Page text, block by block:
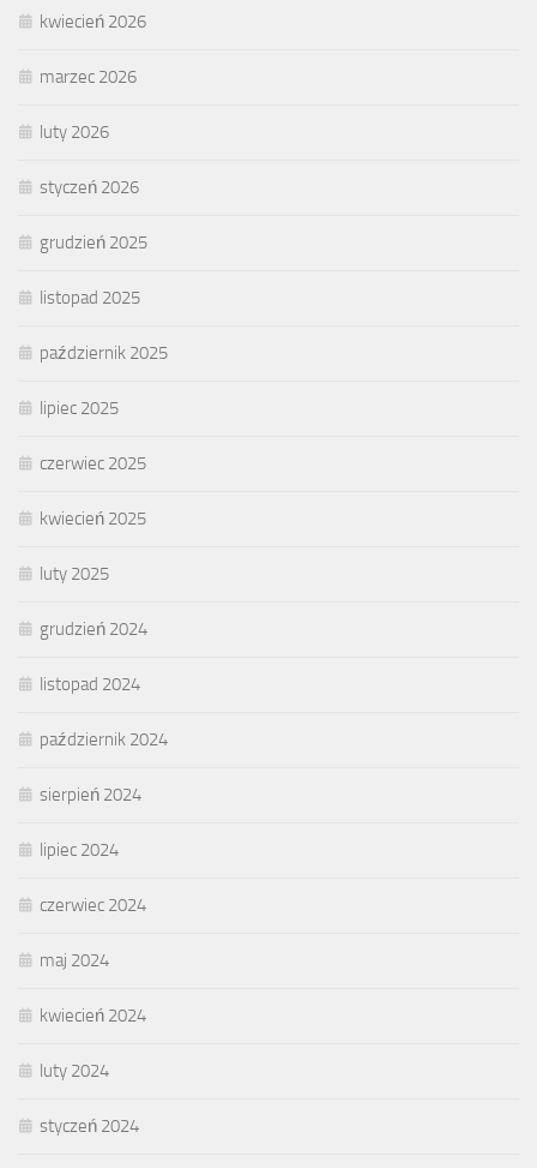
kwiecień 2026
marzec 2026
luty 2026
styczeń 2026
grudzień 2025
listopad 2025
październik 2025
lipiec 2025
czerwiec 2025
kwiecień 2025
luty 2025
grudzień 2024
listopad 2024
październik 2024
sierpień 2024
lipiec 2024
czerwiec 2024
maj 2024
kwiecień 2024
luty 2024
styczeń 2024